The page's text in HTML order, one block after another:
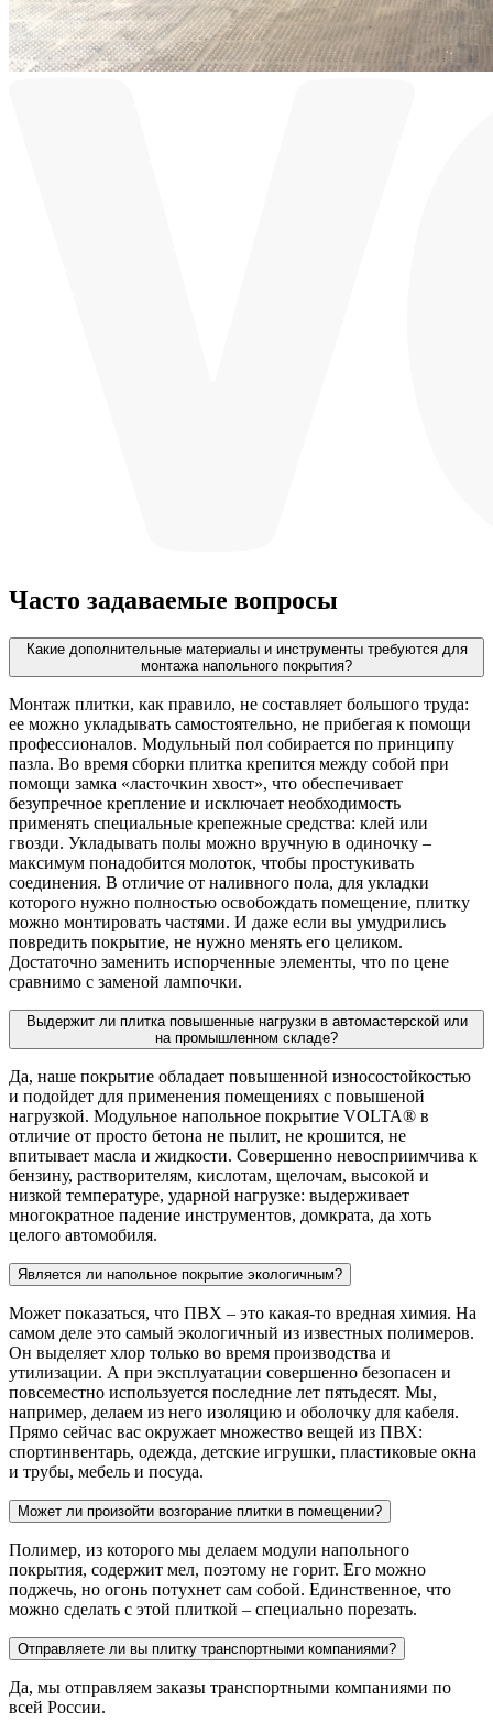
Часто задаваемые вопросы
Какие дополнительные материалы и инструменты требуются для
монтажа напольного покрытия?
Монтаж плитки, как правило, не составляет большого труда:
ее можно укладывать самостоятельно, не прибегая к помощи
профессионалов. Модульный пол собирается по принципу
пазла. Во время сборки плитка крепится между собой при
помощи замка «ласточкин хвост», что обеспечивает
безупречное крепление и исключает необходимость
применять специальные крепежные средства: клей или
гвозди. Укладывать полы можно вручную в одиночку –
максимум понадобится молоток, чтобы простукивать
соединения. В отличие от наливного пола, для укладки
которого нужно полностью освобождать помещение, плитку
можно монтировать частями. И даже если вы умудрились
повредить покрытие, не нужно менять его целиком.
Достаточно заменить испорченные элементы, что по цене
сравнимо с заменой лампочки.
Выдержит ли плитка повышенные нагрузки в автомастерской или
на промышленном складе?
Да, наше покрытие обладает повышенной износостойкостью
и подойдет для применения помещениях с повышеной
нагрузкой. Модульное напольное покрытие VOLTA® в
отличие от просто бетона не пылит, не крошится, не
впитывает масла и жидкости. Совершенно невосприимчива к
бензину, растворителям, кислотам, щелочам, высокой и
низкой температуре, ударной нагрузке: выдерживает
многократное падение инструментов, домкрата, да хоть
целого автомобиля.
Является ли напольное покрытие экологичным?
Может показаться, что ПВХ – это какая-то вредная химия. На
самом деле это самый экологичный из известных полимеров.
Он выделяет хлор только во время производства и
утилизации. А при эксплуатации совершенно безопасен и
повсеместно используется последние лет пятьдесят. Мы,
например, делаем из него изоляцию и оболочку для кабеля.
Прямо сейчас вас окружает множество вещей из ПВХ:
спортинвентарь, одежда, детские игрушки, пластиковые окна
и трубы, мебель и посуда.
Может ли произойти возгорание плитки в помещении?
Полимер, из которого мы делаем модули напольного
покрытия, содержит мел, поэтому не горит. Его можно
поджечь, но огонь потухнет сам собой. Единственное, что
можно сделать с этой плиткой – специально порезать.
Отправляете ли вы плитку транспортными компаниями?
Да, мы отправляем заказы транспортными компаниями по
всей России.